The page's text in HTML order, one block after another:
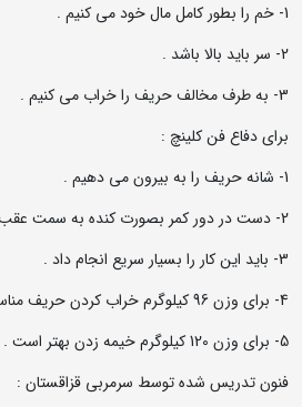
1- خم را بطور کامل مال خود می کنیم .
2- سر باید بالا باشد .
3- به طرف مخالف حریف را خراب می کنیم .
برای دفاع فن کلینچ :
1- شانه حریف را به بیرون می دهیم .
2- دست در دور کمر بصورت کنده به سمت عقب می کشیم .
3- باید این کار را بسیار سریع انجام داد .
4- برای وزن 96 کیلوگرم خراب کردن حریف مناسب است .
5- برای وزن 120 کیلوگرم خیمه زدن بهتر است .
فنون تدریس شده توسط سرمربی قزاقستان :